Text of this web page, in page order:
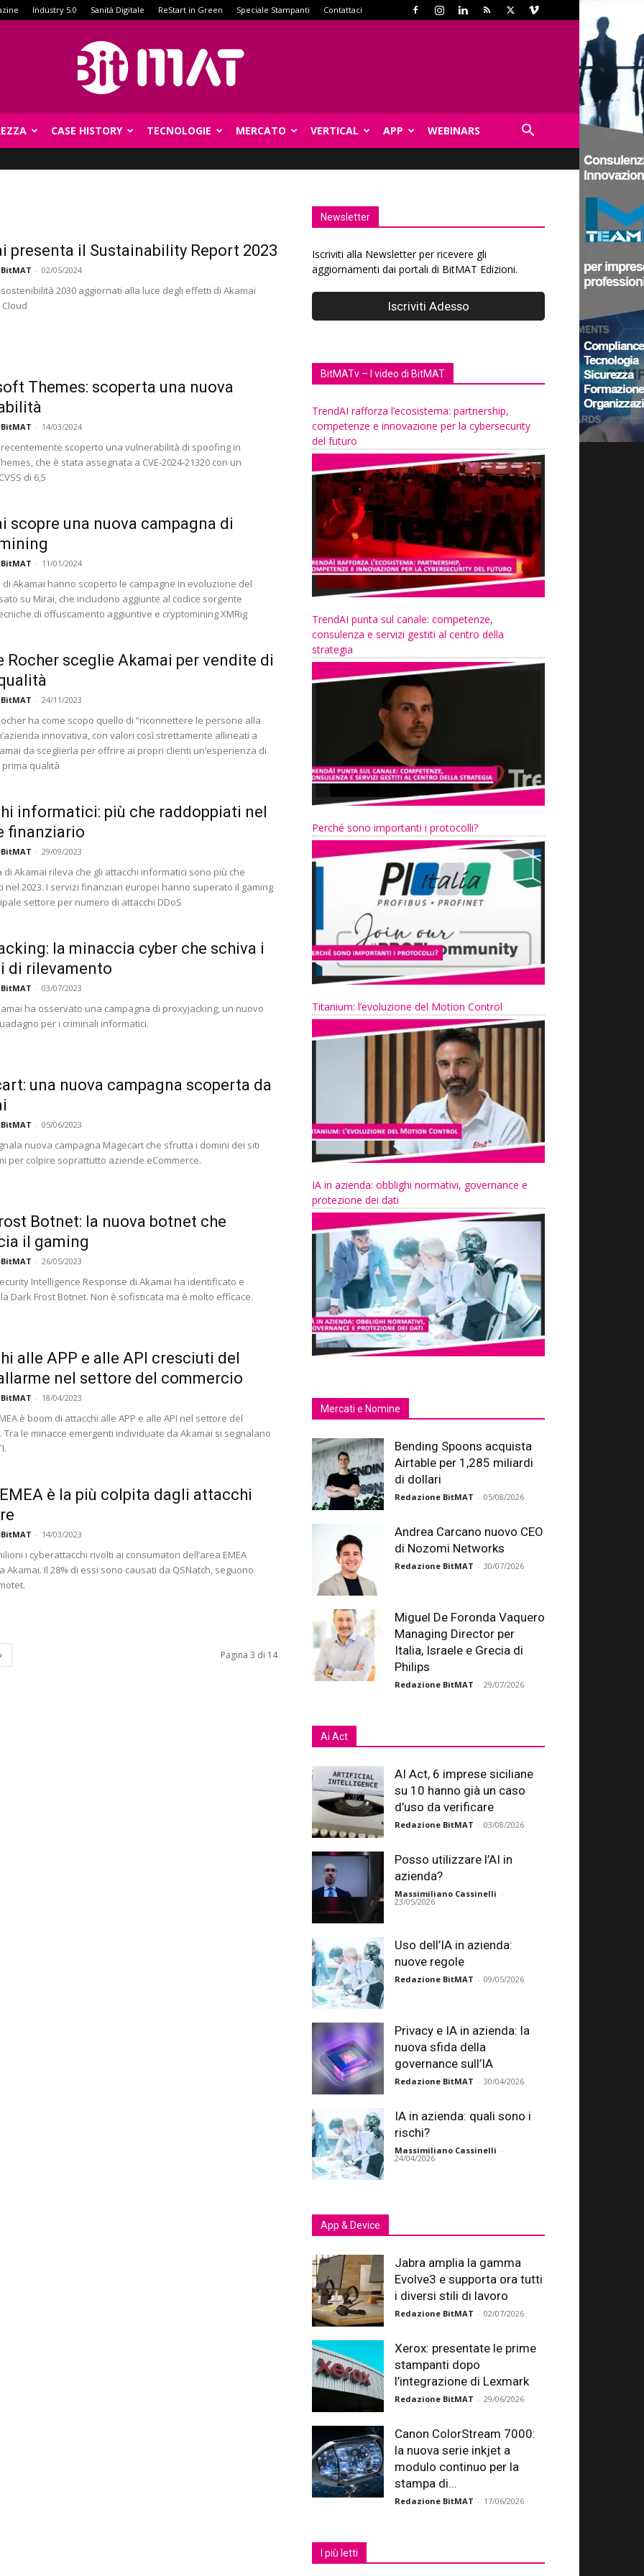
Industry 5.0 Sanità Digitale ReStart in Green Speciale Stampanti Contattaci
CASE HISTORY TECNOLOGIE MERCATO VERTICAL APP WEBINARS
presenta il Sustainability Report 2023
- 02/05/2024
2030 aggiornati alla luce degli effetti di Akamai
Themes: scoperta una nuova
- 14/03/2024
scoperto una vulnerabilità di spoofing in
che è stata assegnata a CVE-2024-21320 con un
di 6,5
scopre una nuova campagna di
- 11/01/2024
di Akamai hanno scoperto le campagne in evoluzione del
su Mirai, che includono aggiunte al codice sorgente
di offuscamento aggiuntive e cryptomining XMRig
Rocher sceglie Akamai per vendite di
- 24/11/2023
ha come scopo quello di “riconnettere le persone alla
innovativa, con valori così strettamente allineati a
da sceglierla per offrire ai propri clienti un’esperienza di
qualità
informatici: più che raddoppiati nel
finanziario
- 29/09/2023
di Akamai rileva che gli attacchi informatici sono più che
nel 2023. I servizi finanziari europei hanno superato il gaming
settore per numero di attacchi DDoS
la minaccia cyber che schiva i
di rilevamento
- 03/07/2023
ha osservato una campagna di proxyjacking, un nuovo
per i criminali informatici.
una nuova campagna scoperta da
- 05/06/2023
nuova campagna Magecart che sfrutta i domini dei siti
per colpire soprattutto aziende eCommerce.
Botnet: la nuova botnet che
il gaming
- 26/05/2023
Intelligence Response di Akamai ha identificato e
Dark Frost Botnet. Non è sofisticata ma è molto efficace.
alle APP e alle API cresciuti del
nel settore del commercio
- 18/04/2023
è boom di attacchi alle APP e alle API nel settore del
Tra le minacce emergenti individuate da Akamai si segnalano
EMEA è la più colpita dagli attacchi
- 14/03/2023
i cyberattacchi rivolti ai consumatori dell’area EMEA
Akamai. Il 28% di essi sono causati da QSNatch, seguono
Pagina 3 di 14
Newsletter
Iscriviti alla Newsletter per ricevere gli
aggiornamenti dai portali di BitMAT Edizioni.
BitMATv – I video di BitMAT
TrendAI rafforza l’ecosistema: partnership,
competenze e innovazione per la cybersecurity
del futuro
TrendAI punta sul canale: competenze,
consulenza e servizi gestiti al centro della
strategia
Perché sono importanti i protocolli?
Titanium: l’evoluzione del Motion Control
IA in azienda: obblighi normativi, governance e
protezione dei dati
Mercati e Nomine
Bending Spoons acquista
Airtable per 1,285 miliardi
di dollari
Redazione BitMAT - 05/08/2026
Andrea Carcano nuovo CEO
di Nozomi Networks
Redazione BitMAT - 30/07/2026
Miguel De Foronda Vaquero
Managing Director per
Italia, Israele e Grecia di
Philips
Redazione BitMAT - 29/07/2026
Ai Act
AI Act, 6 imprese siciliane
su 10 hanno già un caso
d’uso da verificare
Redazione BitMAT - 03/08/2026
Posso utilizzare l’AI in
azienda?
Massimiliano Cassinelli -
23/05/2026
Uso dell’IA in azienda:
nuove regole
Redazione BitMAT - 09/05/2026
Privacy e IA in azienda: la
nuova sfida della
governance sull’IA
Redazione BitMAT - 30/04/2026
IA in azienda: quali sono i
rischi?
Massimiliano Cassinelli -
24/04/2026
App & Device
Jabra amplia la gamma
Evolve3 e supporta ora tutti
i diversi stili di lavoro
Redazione BitMAT - 02/07/2026
Xerox: presentate le prime
stampanti dopo
l’integrazione di Lexmark
Redazione BitMAT - 29/06/2026
Canon ColorStream 7000:
la nuova serie inkjet a
modulo continuo per la
stampa di...
Redazione BitMAT - 17/06/2026
I più letti